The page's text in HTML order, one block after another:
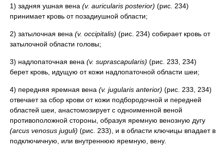
1) задняя ушная вена (v. auricularis posterior) (рис. 234)
принимает кровь от позадиушной области;
2) затылочная вена (v. occipitalis) (рис. 234) собирает кровь от
затылочной области головы;
3) надлопаточная вена (v. suprascapularis) (рис. 233, 234)
берет кровь, идущую от кожи надлопаточной области шеи;
4) передняя яремная вена (v. jugularis anterior) (рис. 233, 234)
отвечает за сбор крови от кожи подбородочной и передней
областей шеи, анастомозирует с одноименной веной
противоположной стороны, образуя яремную венозную дугу
(arcus venosus juguli) (рис. 233), и в области ключицы впадает в
подключичную, или внутреннюю яремную, вену.